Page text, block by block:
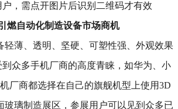
，需点开图片后识别二维码才有效
燃自动化制造设备市场商机
轻薄、透明、坚硬、可塑性强、外观效果
众多手机厂商的高度青睐，如华为、小
厂商都选择在自己的旗舰机型上使用3D
玻璃制造展区，参展用户可以见到众多已